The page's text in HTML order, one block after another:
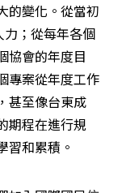
的變化。從當初
；從每年各個
協會的年度目
專案從年度工作
甚至像台東成
期程在進行規
習和累積。